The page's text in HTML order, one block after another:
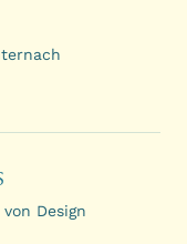
Design